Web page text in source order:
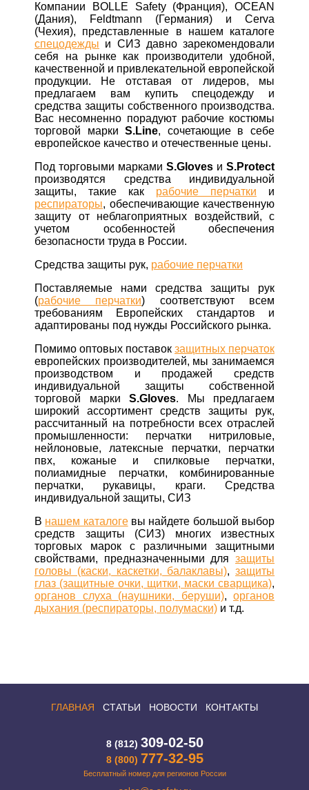
Компании BOLLE Safety (Франция), OCEAN
(Дания), Feldtmann (Германия) и Cerva
(Чехия), представленные в нашем каталоге
спецодежды и СИЗ давно зарекомендовали
себя на рынке как производители удобной,
качественной и привлекательной европейской
продукции. Не отставая от лидеров, мы
предлагаем вам купить спецодежду и
средства защиты собственного производства.
Вас несомненно порадуют рабочие костюмы
торговой маркиS.Line, сочетающие в себе
европейское качество и отечественные цены.
Под торговыми марками S.Gloves и S.Protect
производятся средства индивидуальной
защиты, такие как рабочие перчатки и
респираторы, обеспечивающие качественную
защиту от неблагоприятных воздействий, с
учетом особенностей обеспечения
безопасности труда в России.
Средства защиты рук, рабочие перчатки
Поставляемые нами средства защиты рук
(рабочие перчатки) соответствуют всем
требованиям Европейских стандартов и
адаптированы под нужды Российского рынка.
Помимо оптовых поставок защитных перчаток
европейских производителей, мы занимаемся
производством и продажей средств
индивидуальной защиты собственной
торговой марки S.Gloves. Мы предлагаем
широкий ассортимент средств защиты рук,
рассчитанный на потребности всех отраслей
промышленности: перчатки нитриловые,
нейлоновые, латексные перчатки, перчатки
пвх, кожаные и спилковые перчатки,
полиамидные перчатки, комбинированные
перчатки, рукавицы, краги. Средства
индивидуальной защиты, СИЗ
В нашем каталогевы найдете большой выбор
средств защиты (СИЗ) многих известных
торговых марок с различными защитными
свойствами, предназначенными для защиты
головы (каски, каскетки, балаклавы), защиты
глаз (защитные очки, щитки, маски сварщика),
органов слуха (наушники, беруши), органов
дыхания (респираторы, полумаски) и т.д.
ГЛАВНАЯ СТАТЬИ НОВОСТИ КОНТАКТЫ
8 (812) 309-02-50
8 (800) 777-32-95
Бесплатный номер для регионов России